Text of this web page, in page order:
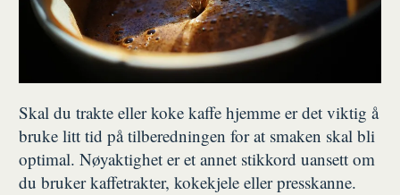
Skal du trakte eller koke kaffe hjemme er det viktig å
bruke litt tid på tilberedningen for at smaken skal bli
optimal. Nøyaktighet er et annet stikkord uansett om
du bruker kaffetrakter, kokekjele eller presskanne.